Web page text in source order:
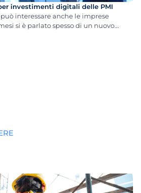
investimenti digitali delle PMI
interessare anche le imprese
si è parlato spesso di un nuovo...